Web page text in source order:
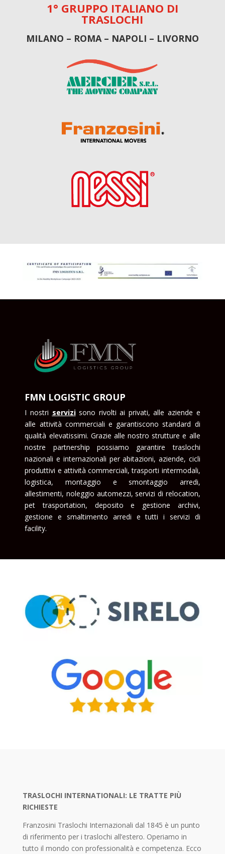
1° GRUPPO ITALIANO DI
TRASLOCHI
MILANO – ROMA – NAPOLI – LIVORNO
FMN LOGISTIC GROUP
I nostri servizisono rivolti ai privati, alle aziende e
alle attività commerciali e garantiscono standard di
qualità elevatissimi. Grazie alle nostro strutture e alle
nostre partnership possiamo garantire traslochi
nazionali e internazionali per abitazioni, aziende, cicli
produttivi e attività commerciali, trasporti intermodali,
logistica, montaggio e smontaggio arredi,
allestimenti, noleggio automezzi, servizi di relocation,
pet trasportation, deposito e gestione archivi,
gestione e smaltimento arredi e tutti i servizi di
facility.
TRASLOCHI INTERNATIONALI: LE TRATTE PIÙ
RICHIESTE
Franzosini Traslochi Internazionali dal 1845 è un punto
di riferimento per i traslochi all’estero. Operiamo in
tutto il mondo con professionalità e competenza. Ecco